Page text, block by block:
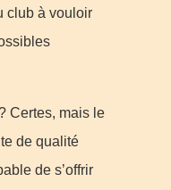
club à vouloir
Certes, mais le
de qualité
de s’offrir